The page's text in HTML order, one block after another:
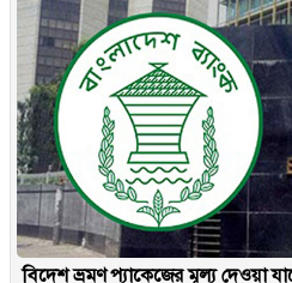
বিদেশ ভ্রমণ প্যাকেজের মূল্য দেওয়া